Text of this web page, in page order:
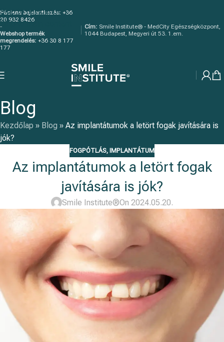
Skip to navigation
Skip to main content
Páciens bejelentkezés: +36
20 932 8426
-
Webshop termék
megrendelés: +36 30 8 177
177
Cím: Smile Institute® - MedCity Egészségközpont,
1044 Budapest, Megyeri út 53. 1.em.
Blog
Kezdőlap » Blog » Az implantátumok a letört fogak javítására is
jók?
FOGPÓTLÁS, IMPLANTÁTUM
Az implantátumok a letört fogak
javítására is jók?
Smile Institute®On 2024.05.20.